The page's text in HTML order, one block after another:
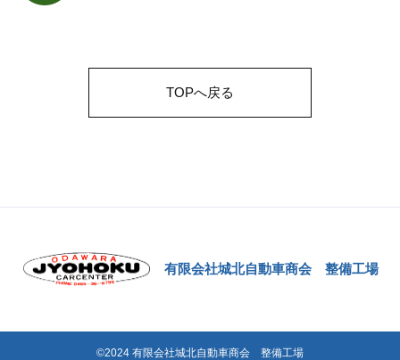
TOPへ戻る
有限会社城北自動車商会 整備工場
©2024 有限会社城北自動車商会 整備工場